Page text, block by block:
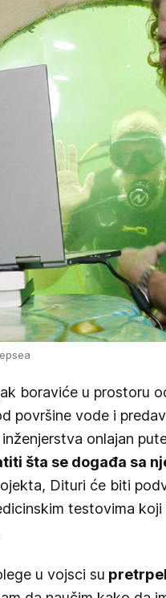
boraviće u prostoru
površine vode i
onlajan
šta se događa sa
Dituri će biti
testovima
u vojsci su